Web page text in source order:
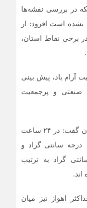
در بررسی نقشه‌ها
است افزود: از
در برخی نقاط استان،
آرام باد، پیش بینی
صنعتی و پرجمعیت
🔸مدیرکل هواشناسی استان در پایان گفت: در ۲۴ ساعت
گذشته شهرستان ایذه با دمای ۰.۲ درجه سانتی گراد و
با ۲۳.۴ درجه سانتی گراد به ترتیب
اهواز نیز میان